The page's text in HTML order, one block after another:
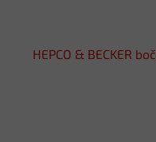
HEPCO & BECKER